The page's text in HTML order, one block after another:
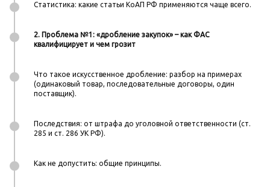
Статистика: какие статьи КоАП РФ применяются чаще всего.
2. Проблема №1: «дробление закупок» – как ФАС
квалифицирует и чем грозит
Что такое искусственное дробление: разбор на примерах
(одинаковый товар, последовательные договоры, один
поставщик).
Последствия: от штрафа до уголовной ответственности (ст.
285 и ст. 286 УК РФ).
Как не допустить: общие принципы.